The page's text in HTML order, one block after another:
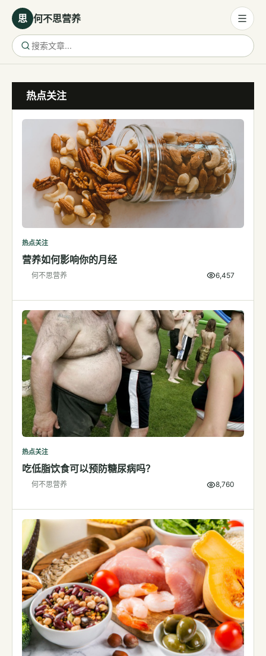
思 何不思营养
营养与饮食
保健食品
代谢健康
生殖健康
运动
睡眠
指标解读
体检与复查
医学百科
视频
视频博客
营养科普视频
热点关注
热点关注
营养如何影响你的月经
何不思营养 6,457
热点关注
吃低脂饮食可以预防糖尿病吗？
何不思营养 8,760